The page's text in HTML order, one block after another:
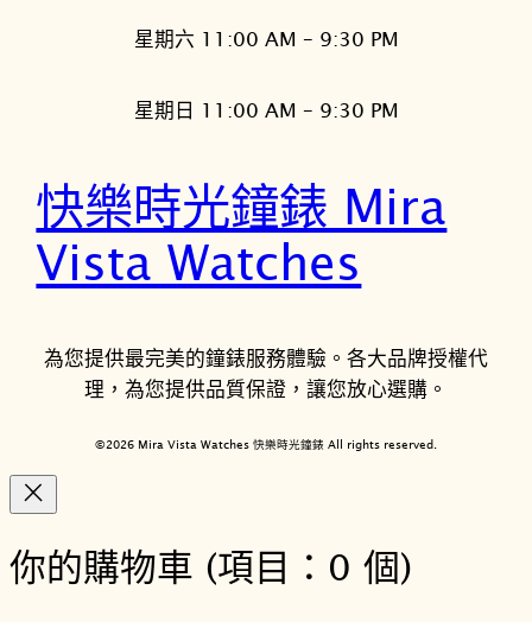
星期六 11:00 AM – 9:30 PM
星期日 11:00 AM – 9:30 PM
快樂時光鐘錶 Mira
Vista Watches
為您提供最完美的鐘錶服務體驗。各大品牌授權代
理，為您提供品質保證，讓您放心選購。
©2026 Mira Vista Watches 快樂時光鐘錶 All rights reserved.
你的購物車 (項目：0 個)